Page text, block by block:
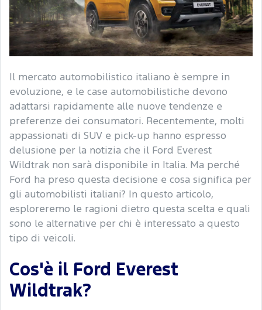
Il mercato automobilistico italiano è sempre in
evoluzione, e le case automobilistiche devono
adattarsi rapidamente alle nuove tendenze e
preferenze dei consumatori. Recentemente, molti
appassionati di SUV e pick-up hanno espresso
delusione per la notizia che il Ford Everest
Wildtrak non sarà disponibile in Italia. Ma perché
Ford ha preso questa decisione e cosa significa per
gli automobilisti italiani? In questo articolo,
esploreremo le ragioni dietro questa scelta e quali
sono le alternative per chi è interessato a questo
tipo di veicoli.
Cos'è il Ford Everest
Wildtrak?